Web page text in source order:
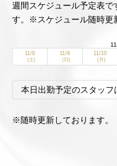
週間スケジュール予定表で
す。※スケジュール随時更
11/8
(土)
11/9
(日)
11/10
(月)
本日出勤予定のスタッフ
※随時更新しております。